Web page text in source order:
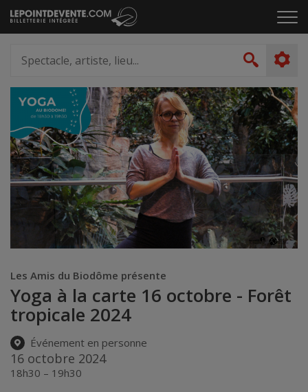
Passer
au
le
artiste,
lieu...
Les Amis du Biodôme présente
Yoga à la carte 16 octobre - Forêt
tropicale 2024
Événement en personne
16 octobre 2024
18h30 – 19h30